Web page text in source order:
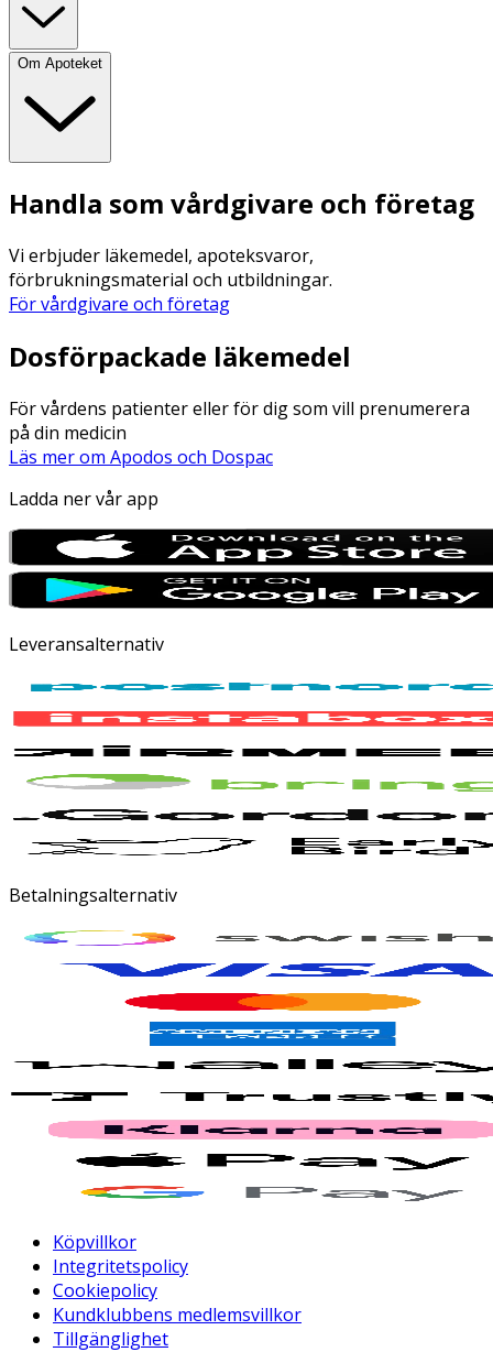
Om Apoteket
Handla som vårdgivare och företag
Vi erbjuder läkemedel, apoteksvaror,
förbrukningsmaterial och utbildningar.
För vårdgivare och företag
Dosförpackade läkemedel
För vårdens patienter eller för dig som vill prenumerera
på din medicin
Läs mer om Apodos och Dospac
Ladda ner vår app
Leveransalternativ
Betalningsalternativ
Köpvillkor
Integritetspolicy
Cookiepolicy
Kundklubbens medlemsvillkor
Tillgänglighet